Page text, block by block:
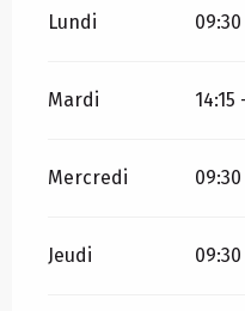
Lundi
Mardi 14:15
Mercredi
Jeudi